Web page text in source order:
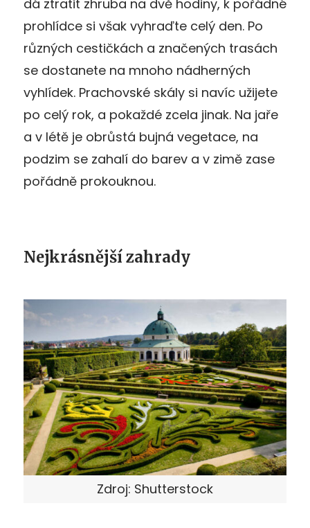
dá ztratit zhruba na dvě hodiny, k pořádné
prohlídce si však vyhraďte celý den. Po
různých cestičkách a značených trasách
se dostanete na mnoho nádherných
vyhlídek. Prachovské skály si navíc užijete
po celý rok, a pokaždé zcela jinak. Na jaře
a v létě je obrůstá bujná vegetace, na
podzim se zahalí do barev a v zimě zase
pořádně prokouknou.
Nejkrásnější zahrady
Zdroj: Shutterstock